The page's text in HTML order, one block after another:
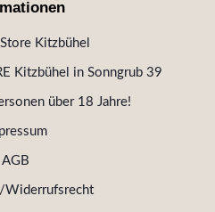
Kitzbühel
Kitzbühel in Sonngrub 39
über 18 Jahre!
AGB
Widerrufsrecht